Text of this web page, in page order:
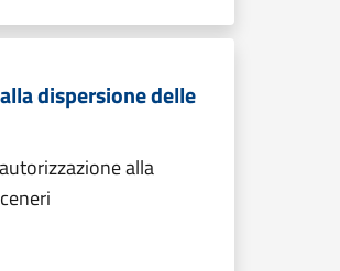
dispersione delle
alla